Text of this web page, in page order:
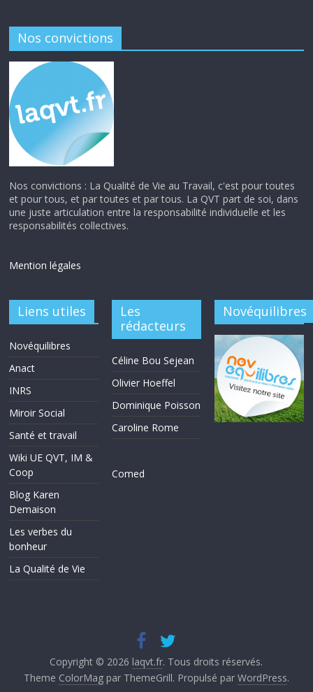
Nos convictions
Nos convictions : La Qualité de Vie au Travail, c'est pour toutes
et pour tous, et par toutes et par tous. La QVT part de soi, dans
une juste articulation entre la responsabilité individuelle et les
responsabilités collectives.
Mention légales
Liens utiles
Novéquilibres
Anact
INRS
Miroir Social
Santé et travail
Wiki UE QVT, IM &
Coop
Blog Karen
Demaison
Les verbes du
bonheur
La Qualité de Vie
Les
rédacteurs
Céline Bou Sejean
Olivier Hoeffel
Dominique Poisson
Caroline Rome
Comed
Novéquilibres
Copyright © 2026 laqvt.fr. Tous droits réservés.
Theme ColorMagpar ThemeGrill. Propulsé par WordPress.